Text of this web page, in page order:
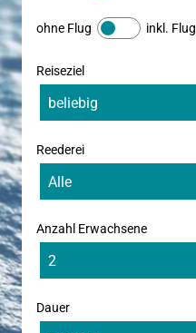
ohne Flug inkl. Flug
Reiseziel
Reederei
Anzahl Erwachsene
Dauer